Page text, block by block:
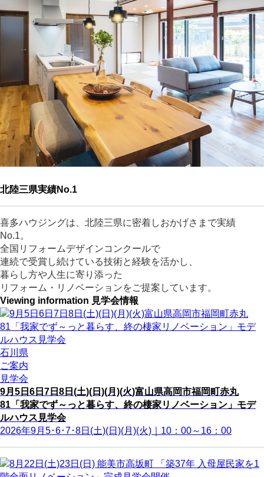
北陸三県実績No.1
喜多ハウジングは、北陸三県に密着しおかげさまで実績
No.1。
全国リフォームデザインコンクールで
連続で受賞し続けている技術と経験を活かし、
暮らし方や人生に寄り添った
リフォーム・リノベーションをご提案しています。
Viewing information 見学会情報
石川県
ご案内
見学会
9月5日6日7日8日(土)(日)(月)(火)富山県高岡市福岡町赤丸
81「我家でず～っと暮らす、終の棲家リノベーション」モデ
ルハウス見学会
2026年9月5･6･7･8日(土)(日)(月)(火)｜10：00～16：00